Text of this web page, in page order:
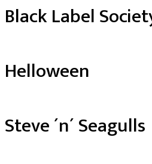
Black Label
Helloween
Steve ´n´ Seagulls